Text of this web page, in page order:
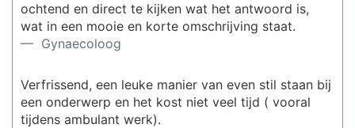
ochtend en direct te kijken wat het antwoord is,
wat in een mooie en korte omschrijving staat.
— Gynaecoloog
Verfrissend, een leuke manier van even stil staan bij
een onderwerp en het kost niet veel tijd ( vooral
tijdens ambulant werk).